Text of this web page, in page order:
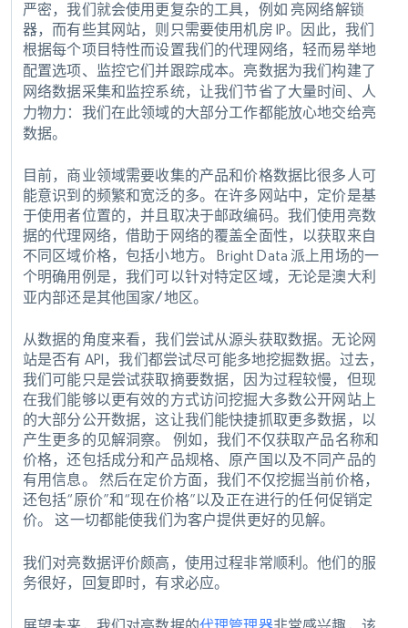
严密，我们就会使用更复杂的工具，例如 亮网络解锁
器，而有些其网站，则只需要使用机房 IP。因此，我们
根据每个项目特性而设置我们的代理网络，轻而易举地
配置选项、监控它们并跟踪成本。 亮数据为我们构建了
网络数据采集和监控系统，让我们节省了大量时间、人
力物力：我们在此领域的大部分工作都能放心地交给亮
数据。
目前，商业领域需要收集的产品和价格数据比很多人可
能意识到的频繁和宽泛的多。在许多网站中，定价是基
于使用者位置的，并且取决于邮政编码。我们使用亮数
据的代理网络，借助于网络的覆盖全面性，以获取来自
不同区域价格，包括小地方。 Bright Data 派上用场的一
个明确用例是，我们可以针对特定区域， 无论是澳大利
亚内部还是其他国家/地区。
从数据的角度来看，我们尝试从源头获取数据。无论网
站是否有 API，我们都尝试尽可能多地挖掘数据。过去，
我们可能只是尝试获取摘要数据，因为过程较慢，但现
在我们能够以更有效的方式访问挖掘大多数公开网站上
的大部分公开数据，这让我们能快捷抓取更多数据，以
产生更多的见解洞察。 例如，我们不仅获取产品名称和
价格，还包括成分和产品规格、原产国以及不同产品的
有用信息。 然后在定价方面，我们不仅挖掘当前价格，
还包括“原价”和“现在价格”以及正在进行的任何促销定
价。 这一切都能使我们为客户提供更好的见解。
我们对亮数据评价颇高，使用过程非常顺利。他们的服
务很好，回复即时，有求必应。